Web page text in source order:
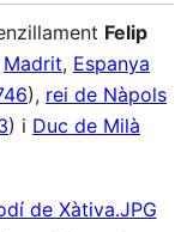
Felip
Madrit, Espanya
), rei de Nàpols
) i Duc de Milà
de Xàtiva.JPG